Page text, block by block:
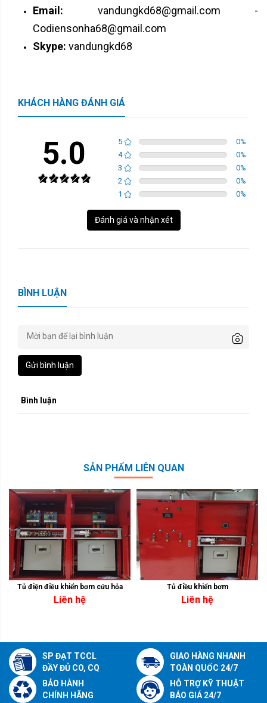
Email: vandungkd68@gmail.com -
Codiensonha68@gmail.com
Skype: vandungkd68
KHÁCH HÀNG ĐÁNH GIÁ
5.0 5 0%
4
0%
3
0%
2
0%
1
0%
Đánh giá và nhận xét
BÌNH LUẬN
Gửi bình luận
Bình luận
SẢN PHẨM LIÊN QUAN
Tủ điện điều khiển bơm cứu hỏa
Liên hệ
Tủ điều khiển bơm
Liên hệ
SP ĐẠT TCCL
ĐẦY ĐỦ CO, CQ
GIAO HÀNG NHANH
TOÀN QUỐC 24/7
BẢO HÀNH
CHÍNH HÃNG
HỖ TRỢ KỸ THUẬT
BÁO GIÁ 24/7